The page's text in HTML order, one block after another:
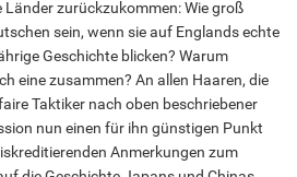
zurückzukommen: Wie groß
sein, wenn sie auf Englands echte
Geschichte blicken? Warum
eine zusammen? An allen Haaren, die
Taktiker nach oben beschriebener
nun einen für ihn günstigen Punkt
Anmerkungen zum